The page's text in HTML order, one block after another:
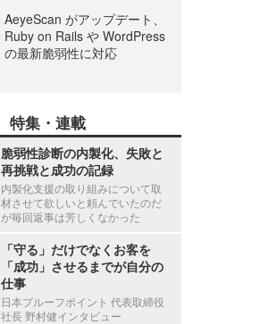
AeyeScan がアップデート、
Ruby on Rails や WordPress
の最新脆弱性に対応
特集・連載
脆弱性診断の内製化、失敗と
再挑戦と成功の記録
内製化支援の取り組みについて取
材させて欲しいと頼んでいたのだ
が毎回返事は芳しくなかった
「守る」だけでなくお客を
「成功」させるまでが自分の
仕事
日本プルーフポイント 代表取締役
社長 野村健インタビュー